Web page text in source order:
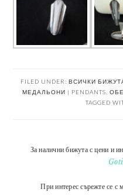
FILED UNDER: ВСИЧКИ БИЖУТА
МЕДАЛЬОНИ | PENDANTS
TAGGED
За налични бижута с цени и
При интерес сърежте се с